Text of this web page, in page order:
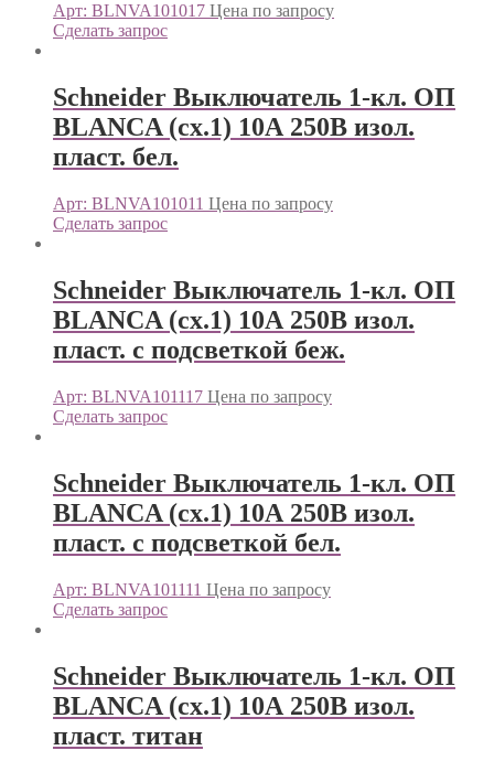
Арт: BLNVA101017 Цена по запросу
Сделать запрос
Schneider Выключатель 1-кл. ОП
BLANCA (сх.1) 10А 250В изол.
пласт. бел.
Арт: BLNVA101011 Цена по запросу
Сделать запрос
Schneider Выключатель 1-кл. ОП
BLANCA (сх.1) 10А 250В изол.
пласт. с подсветкой беж.
Арт: BLNVA101117 Цена по запросу
Сделать запрос
Schneider Выключатель 1-кл. ОП
BLANCA (сх.1) 10А 250В изол.
пласт. с подсветкой бел.
Арт: BLNVA101111 Цена по запросу
Сделать запрос
Schneider Выключатель 1-кл. ОП
BLANCA (сх.1) 10А 250В изол.
пласт. титан